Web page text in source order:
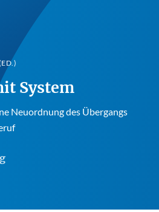
System
Neuordnung des Übergangs